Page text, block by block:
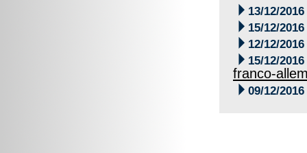
 13/12/2016
 15/12/2016
 12/12/2016
 15/12/2016
franco-
 09/12/2016